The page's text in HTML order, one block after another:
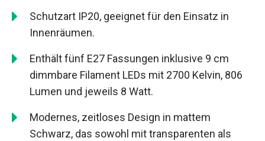
Schutzart IP20, geeignet für den Einsatz in
Innenräumen.
Enthält fünf E27 Fassungen inklusive 9 cm
dimmbare Filament LEDs mit 2700 Kelvin, 806
Lumen und jeweils 8 Watt.
Modernes, zeitloses Design in mattem
Schwarz, das sowohl mit transparenten als